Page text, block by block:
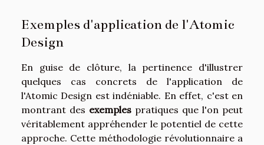
Exemples d'application de l'Atomic
Design
En guise de clôture, la pertinence d'illustrer
quelques cas concrets de l'application de
l'Atomic Design est indéniable. En effet, c'est en
montrant des exemples pratiques que l'on peut
véritablement appréhender le potentiel de cette
approche. Cette méthodologie révolutionnaire a